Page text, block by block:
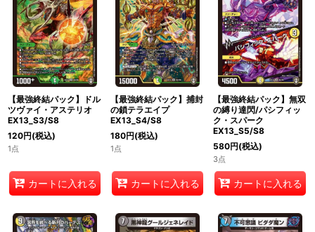
【最強終結パック】ドル
ツヴァイ・アステリオ
EX13_S3/S8
120円(税込)
1点
カートに入れる
【最強終結パック】捕封
の鎖テラエイプ
EX13_S4/S8
180円(税込)
1点
カートに入れる
【最強終結パック】無双
の縛り達閃/パシフィッ
ク・スパーク
EX13_S5/S8
580円(税込)
3点
カートに入れる